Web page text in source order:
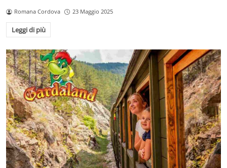
Romana Cordova 23 Maggio 2025
Leggi di più